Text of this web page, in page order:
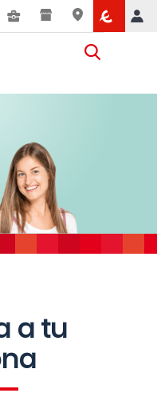
a tu